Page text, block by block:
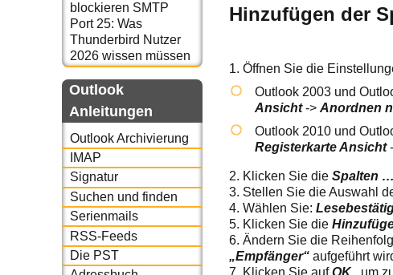
blockieren SMTP
Port 25: Was
Thunderbird Nutzer
2026 wissen müssen
Outlook
Anleitungen
Outlook Archivierung
IMAP
Signatur
Suchen und finden
Serienmails
RSS-Feeds
Die PST
Hinzufügen der
1. Öffnen Sie die
Outlook 2003 und
Ansicht->Anordnen
Outlook 2010 und
Registerkarte Ansicht
2. Klicken Sie dieSpalten
3. Stellen Sie die Auswahl
4. Wählen Sie:
5. Klicken Sie die
6. Ändern Sie die
„Empfänger“aufgeführt
7. Klicken Sie aufOK , um